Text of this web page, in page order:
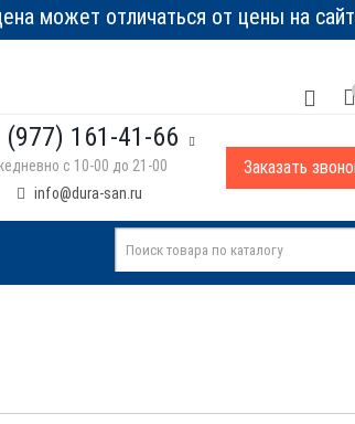
может отличаться от цены на
(977) 161-41-66
с 10-00 до 21-00
info@dura-san.ru
Заказать